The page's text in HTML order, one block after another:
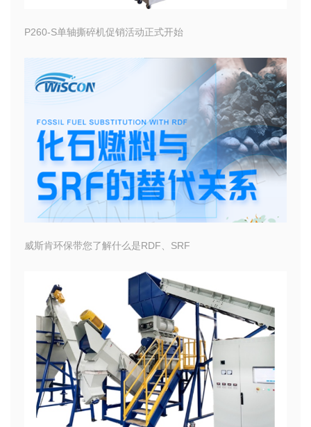
P260-S单轴撕碎机促销活动正式开始
威斯肯环保带您了解什么是RDF、SRF